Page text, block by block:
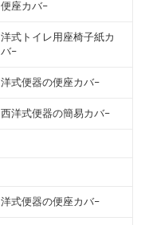
便座カバ−
洋式トイレ用座椅子紙カ
バ−
洋式便器の便座カバ−
西洋式便器の簡易カバ−
洋式便器の便座カバ−